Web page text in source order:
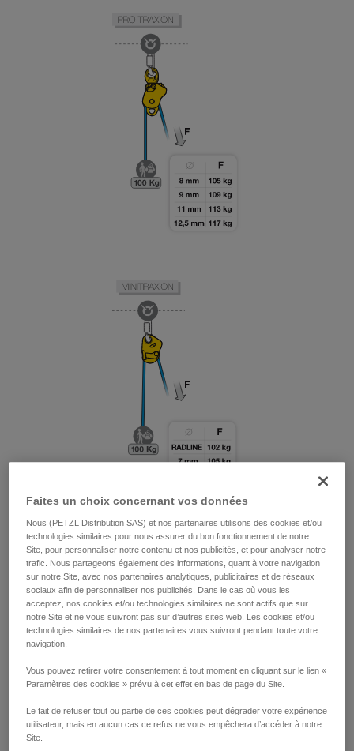
Faites un choix concernant vos données
Nous (PETZL Distribution SAS) et nos partenaires utilisons des cookies et/ou
technologies similaires pour nous assurer du bon fonctionnement de notre
Site, pour personnaliser notre contenu et nos publicités, et pour analyser notre
trafic. Nous partageons également des informations, quant à votre navigation
sur notre Site, avec nos partenaires analytiques, publicitaires et de réseaux
sociaux afin de personnaliser nos publicités. Dans le cas où vous les
acceptez, nos cookies et/ou technologies similaires ne sont actifs que sur
notre Site et ne vous suivront pas sur d’autres sites web. Les cookies et/ou
technologies similaires de nos partenaires vous suivront pendant toute votre
navigation.
Vous pouvez retirer votre consentement à tout moment en cliquant sur le lien «
Paramètres des cookies » prévu à cet effet en bas de page du Site.
Le fait de refuser tout ou partie de ces cookies peut dégrader votre expérience
utilisateur, mais en aucun cas ce refus ne vous empêchera d’accéder à notre
Site.